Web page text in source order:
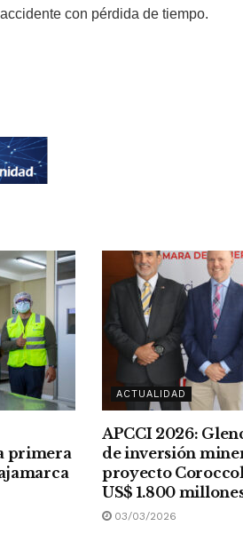
con pérdida de tiempo.
primera
ACTUALIDAD
APCCI 2026:
de inversión
proyecto
US$ 1.800
03/03/2026